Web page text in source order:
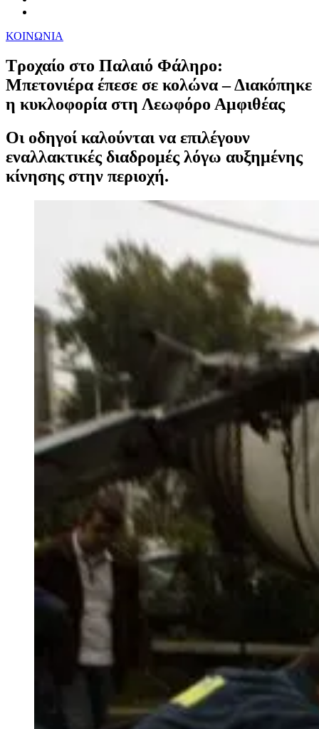
ΚΟΙΝΩΝΙΑ
Τροχαίο στο Παλαιό Φάληρο:
Μπετονιέρα έπεσε σε κολώνα – Διακόπηκε
η κυκλοφορία στη Λεωφόρο Αμφιθέας
Οι οδηγοί καλούνται να επιλέγουν
εναλλακτικές διαδρομές λόγω αυξημένης
κίνησης στην περιοχή.